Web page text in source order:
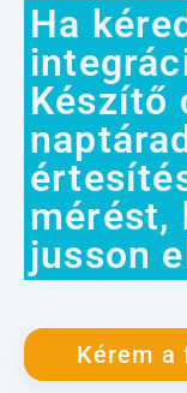
Ha
Készítő
mérést,
jusson
Kérem